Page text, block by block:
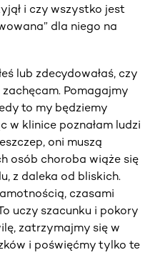
i czy wszystko jest
dla niego na
lub zdecydowałaś, czy
Pomagajmy
to my będziemy
w klinice poznałam ludzi
oni muszą
osób choroba wiąże się
z daleka od bliskich.
czasami
uczy szacunku i pokory
zatrzymajmy się w
i poświęćmy tylko te